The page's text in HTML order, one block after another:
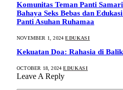
Komunitas Teman Panti
Bahaya Seks Bebas dan
Panti Asuhan Ruhamaa
NOVEMBER 1, 2024 EDUKASI
Kekuatan Doa: Rahasia di
OCTOBER 18, 2024 EDUKASI
Leave A Reply